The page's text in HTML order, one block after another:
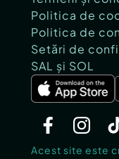
Politica de
Politica de
Setări de
SAL și SOL
Acest site este